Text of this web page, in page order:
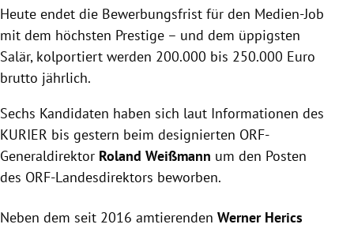
Untermenü
Heute endet die Bewerbungsfrist für den Medien-Job
mit dem höchsten Prestige – und dem üppigsten
Salär, kolportiert werden 200.000 bis 250.000 Euro
brutto jährlich.
Sechs Kandidaten haben sich laut Informationen des
KURIER bis gestern beim designierten ORF-
Generaldirektor Roland Weißmann um den Posten
des ORF-Landesdirektors beworben.
Neben dem seit 2016 amtierenden Werner Herics